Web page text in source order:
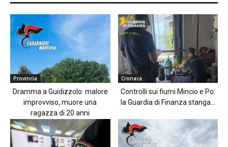
Provincia
Dramma a Guidizzolo: malore
improvviso, muore una
ragazza di 20 anni
Cronaca
Controlli sui fiumi Mincio e Po:
la Guardia di Finanza stanga...